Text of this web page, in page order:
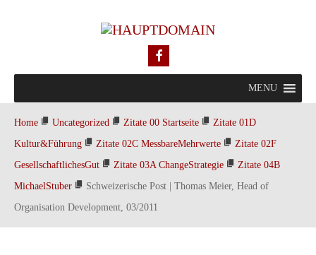
MENU
Home Uncategorized Zitate 00 Startseite
Zitate 01D
Kultur&Führung
Zitate 02C MessbareMehrwerte
Zitate 02F
GesellschaftlichesGut
Zitate 03A ChangeStrategie
Zitate 04B
MichaelStuber
Schweizerische Post | Thomas Meier, Head of
Organisation Development, 03/2011